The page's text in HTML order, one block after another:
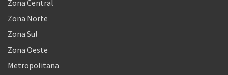
Zona Central
Zona Norte
Zona Sul
Zona Oeste
Metropolitana